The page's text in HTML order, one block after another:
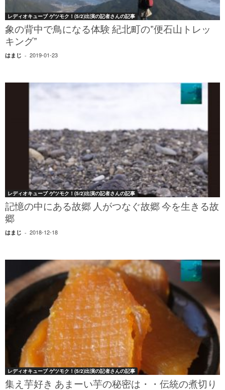
レディオキューブ ゲツモク！(5/2)出演の記者さんの記事
象の背中で鳥になる体験 紀北町の”便石山トレッ
キング”
はまじ - 2019-01-23
レディオキューブ ゲツモク！(5/2)出演の記者さんの記事
記憶の中にある故郷 人がつなぐ故郷 今を生きる故
郷
はまじ - 2018-12-18
レディオキューブ ゲツモク！(5/2)出演の記者さんの記事
集え芋好き あまーい芋の秘密は・・伝統の煮切り